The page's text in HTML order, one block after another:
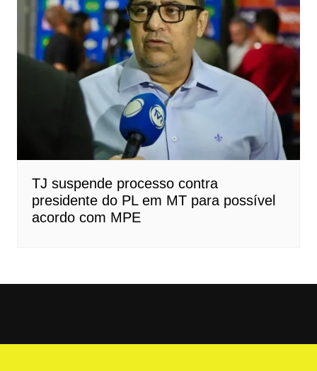
TJ suspende processo contra
presidente do PL em MT para possível
acordo com MPE